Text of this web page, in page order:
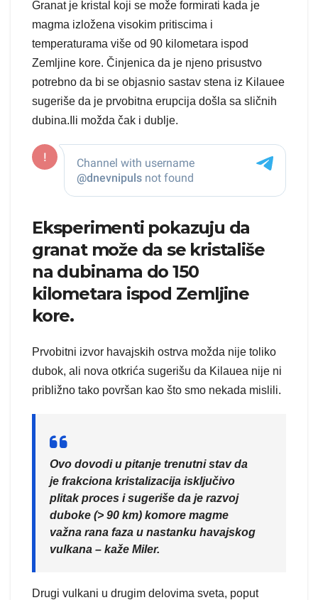
Granat je kristal koji se može formirati kada je
magma izložena visokim pritiscima i
temperaturama više od 90 kilometara ispod
Zemljine kore. Činjenica da je njeno prisustvo
potrebno da bi se objasnio sastav stena iz Kilauee
sugeriše da je prvobitna erupcija došla sa sličnih
dubina.Ili možda čak i dublje.
Eksperimenti pokazuju da
granat može da se kristališe
na dubinama do 150
kilometara ispod Zemljine
kore.
Prvobitni izvor havajskih ostrva možda nije toliko
dubok, ali nova otkrića sugerišu da Kilauea nije ni
približno tako površan kao što smo nekada mislili.
Ovo dovodi u pitanje trenutni stav da
je frakciona kristalizacija isključivo
plitak proces i sugeriše da je razvoj
duboke (> 90 km) komore magme
važna rana faza u nastanku havajskog
vulkana – kaže Miler.
Drugi vulkani u drugim delovima sveta, poput